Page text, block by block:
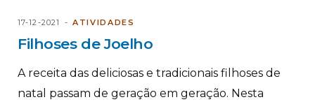
17-12-2021 ATIVIDADES
Filhoses de Joelho
A receita das deliciosas e tradicionais filhoses de
natal passam de geração em geração. Nesta